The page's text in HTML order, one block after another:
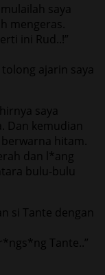
saya
mengeras.
ini Rud..!”
ajarin saya
saya
Dan kemudian
hitam.
dan l*ang
bulu-bulu
si Tante dengan
Tante..”